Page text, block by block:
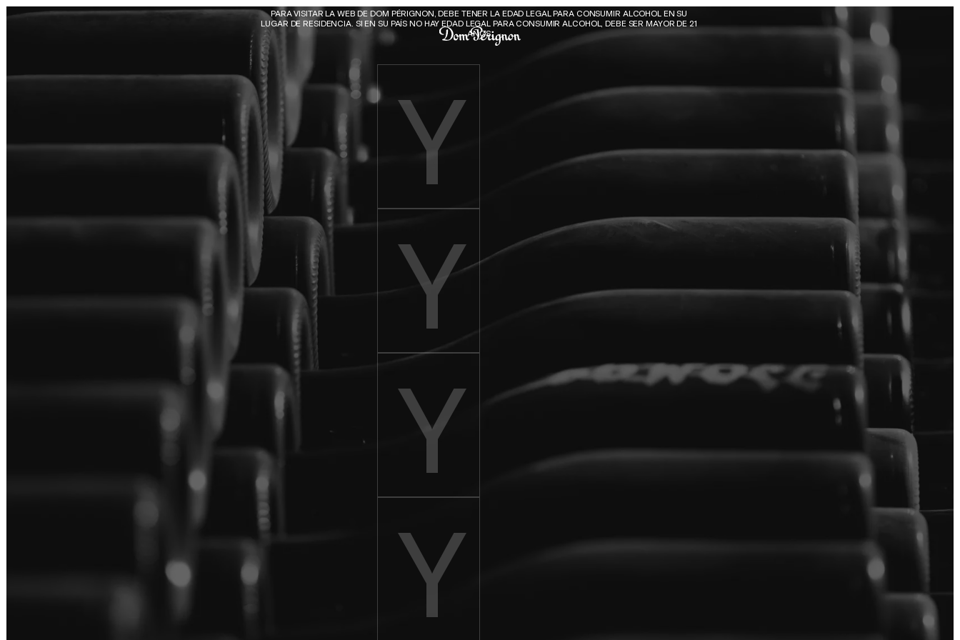
Skip to main content
Dom Pérignon
PARA VISITAR LA WEB DE DOM PÉRIGNON, DEBE TENER LA EDAD LEGAL PARA CONSUMIR ALCOHOL EN SU
LUGAR DE RESIDENCIA. SI EN SU PAÍS NO HAY EDAD LEGAL PARA CONSUMIR ALCOHOL, DEBE SER MAYOR DE 21
AÑOS.